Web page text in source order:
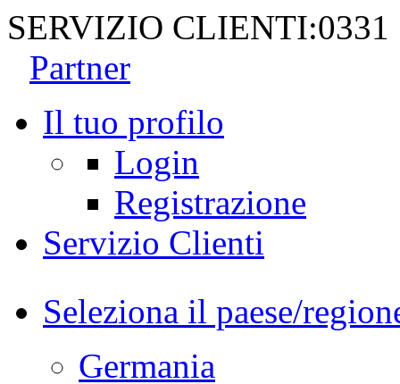
SERVIZIO CLIENTI:0331
Partner
Il tuo profilo
Login
Registrazione
Servizio Clienti
Seleziona il paese/
Germania